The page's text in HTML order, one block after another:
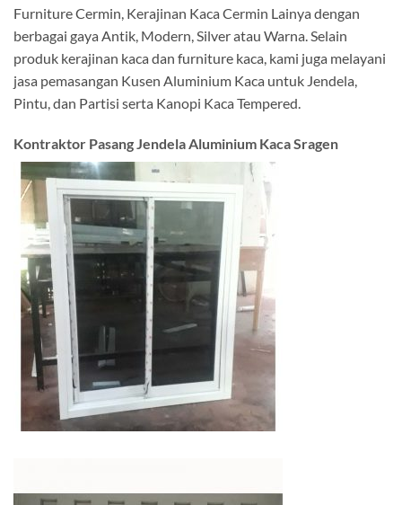
Furniture Cermin, Kerajinan Kaca Cermin Lainya dengan
berbagai gaya Antik, Modern, Silver atau Warna. Selain
produk kerajinan kaca dan furniture kaca, kami juga melayani
jasa pemasangan Kusen Aluminium Kaca untuk Jendela,
Pintu, dan Partisi serta Kanopi Kaca Tempered.
Kontraktor Pasang Jendela Aluminium Kaca Sragen